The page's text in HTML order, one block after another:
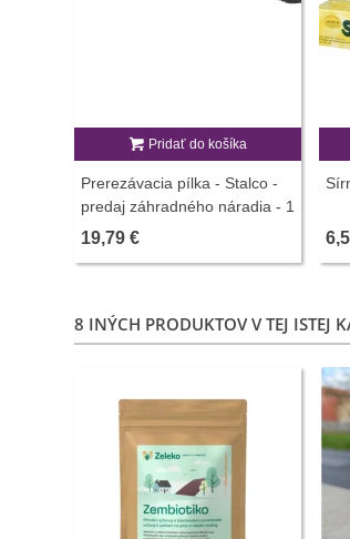
Pridať do košíka
Prerezávacia pílka - Stalco -
predaj záhradného náradia - 1
ks
19,79 €
8 INÝCH PRODUKTOV V TEJ ISTEJ